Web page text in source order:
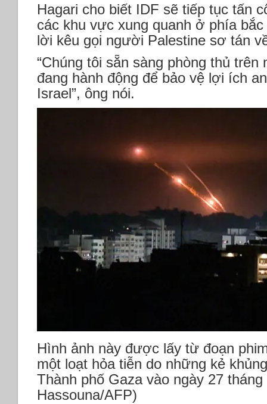
Hagari cho biết IDF sẽ tiếp tục tấn
các khu vực xung quanh ở phía
lời kêu gọi người Palestine sơ tán
“Chúng tôi sẵn sàng phòng thủ
đang hành động để bảo vệ lợi ích
Israel”, ông nói.
Hình ảnh này được lấy từ đoạn
một loạt hỏa tiễn do những kẻ
Thành phố Gaza vào ngày 27
Hassouna/AFP)